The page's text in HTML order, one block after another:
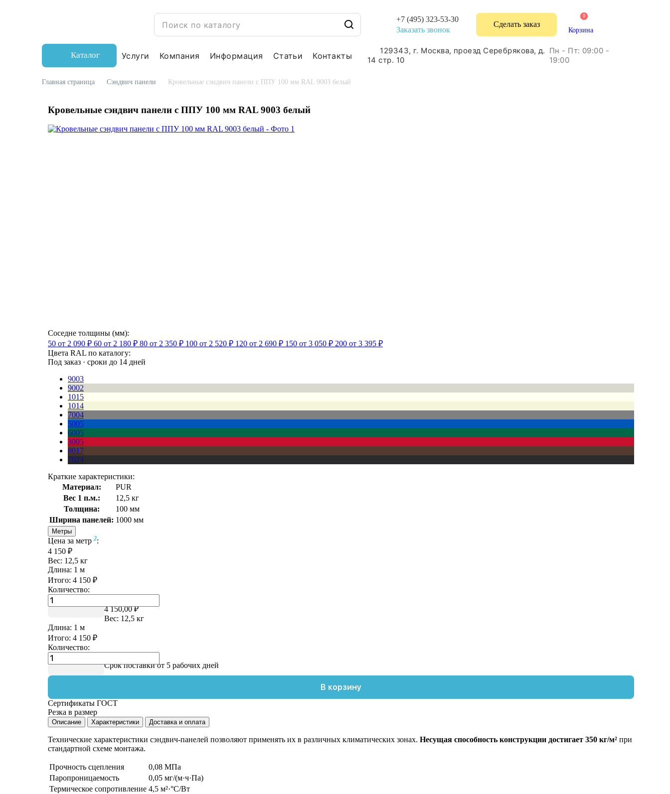
+7 (495) 323-53-30
Заказать звонок
Сделать заказ
0
Корзина
Каталог Услуги Компания Информация Статьи Контакты
129343, г. Москва, проезд Серебрякова, д.
14 стр. 10
Пн - Пт: 09:00 -
19:00
Главная страница Сэндвич панели Кровельные сэндвич панели с ППУ 100 мм RAL 9003 белый
Кровельные сэндвич панели с ППУ 100 мм RAL 9003 белый
Соседне толщины (мм):
50 от 2 090 ₽ 60 от 2 180 ₽ 80 от 2 350 ₽ 100 от 2 520 ₽ 120 от 2 690 ₽ 150 от 3 050 ₽ 200 от 3 395 ₽
Цвета RAL по каталогу:
Под заказ · сроки до 14 дней
9003
9002
1015
1014
7004
5005
6005
3005
8017
7024
Краткие характеристики:
Материал:
PUR
Вес 1 п.м.:
12,5 кг
Толщина:
100 мм
Ширина панелей: 1000 мм
Метры
Цена за метр 2:
4 150 ₽
Вес: 12,5 кг
Длина: 1 м
Итого: 4 150 ₽
Количество:
4 150,00 ₽
Вес: 12,5 кг
Длина: 1 м
Итого: 4 150 ₽
Количество:
В корзину
Срок поставки от 5 рабочих дней
Сертификаты ГОСТ
Резка в размер
Описание Характеристики Доставка и оплата
Технические характеристики сэндвич-панелей позволяют применять их в различных климатических зонах. Несущая способность конструкции достигает 350 кг/м² при
стандартной схеме монтажа.
Прочность сцепления
0,08 МПа
Паропроницаемость
0,05 мг/(м·ч·Па)
Термическое сопротивление 4,5 м²·°С/Вт